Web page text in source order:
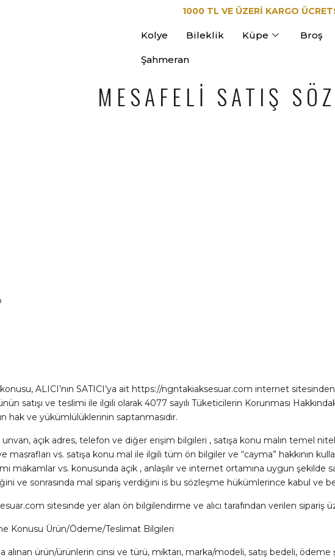
1000 TL VE ÜZERİ KARGO
Kolye Bileklik Küpe Broş
Şahmeran
MESAFELI SATIŞ
ALICI’nın SATICI’ya ait https://ngntakiaksesuar.com internet
satışı ve teslimi ile ilgili olarak 4077 sayılı Tüketicilerin Korunması
hak ve yükümlülüklerinin saptanmasıdır.
unvan, açık adres, telefon ve diğer erişim bilgileri , satışa konu malın temel
masrafları vs. satışa konu mal ile ilgili tüm ön bilgiler ve “cayma” hakkının
makamlar vs. konusunda açık , anlaşılır ve internet ortamına uygun şekilde
ve sonrasında mal sipariş verdiğini is bu sözleşme hükümlerince kabul ve
sitesinde yer alan ön bilgilendirme ve alıcı tarafından verilen sipariş
Konusu Ürün/Ödeme/Teslimat Bilgileri
alınan ürün/ürünlerin cinsi ve türü, miktarı, marka/modeli, satış bedeli,